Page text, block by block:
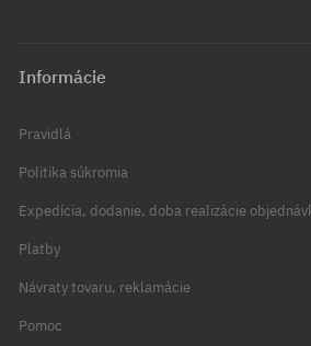
Informácie
Pravidlá
Politika súkromia
Expedícia, dodanie, doba realizácie
Platby
Návraty tovaru, reklamácie
Pomoc